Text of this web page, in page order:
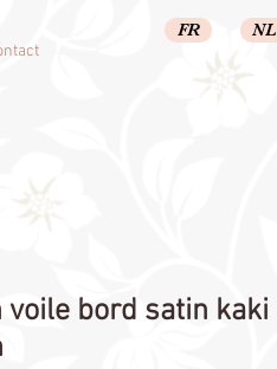
FR NL
voile bord satin kaki